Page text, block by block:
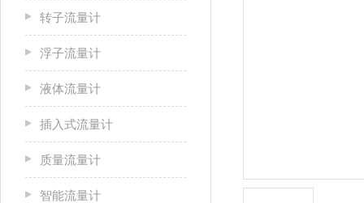
转子流量计
浮子流量计
液体流量计
插入式流量计
质量流量计
智能流量计